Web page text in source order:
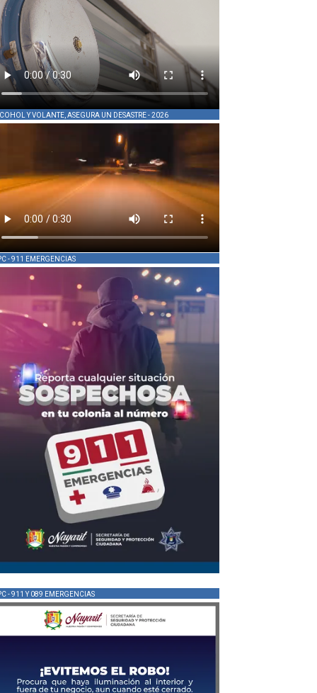
Y VOLANTE, ASEGURA UN DESASTRE - 2026
- 911 EMERGENCIAS
- 911 Y 089 EMERGENCIAS